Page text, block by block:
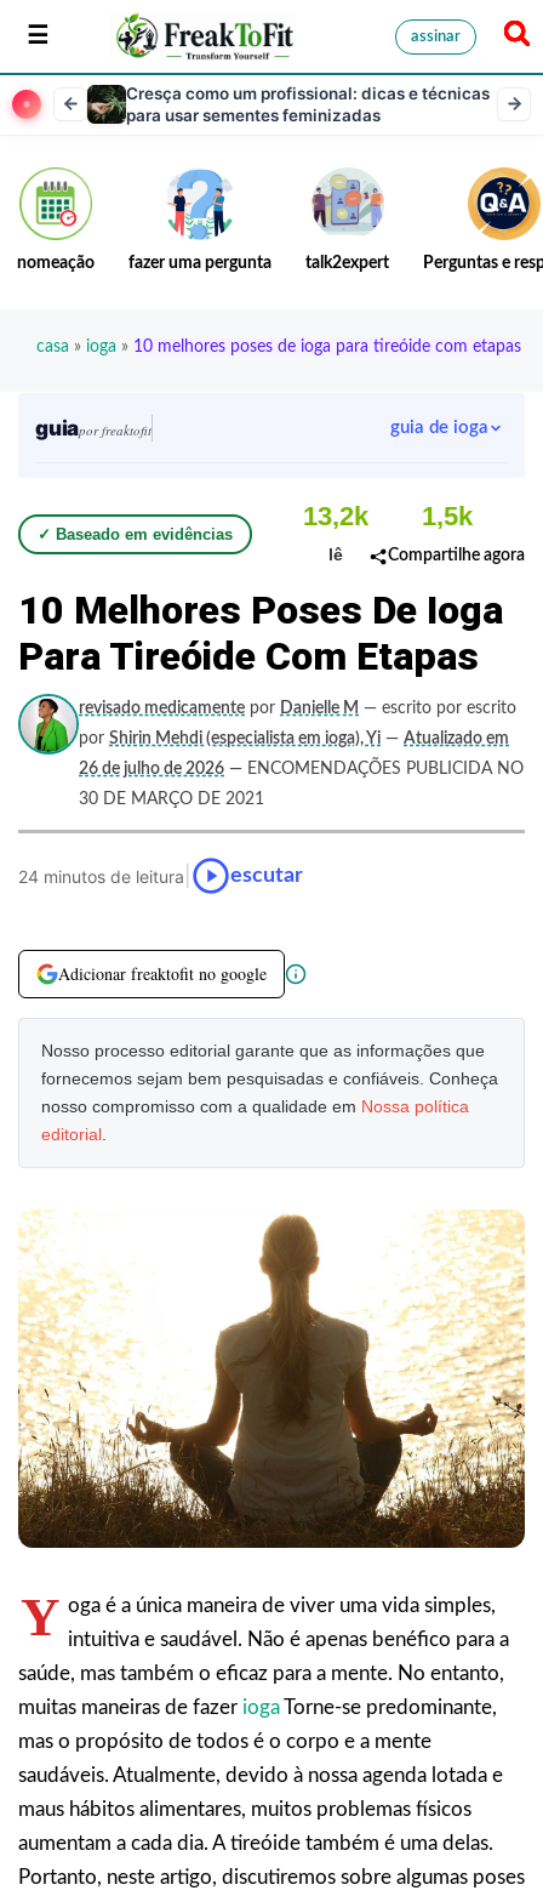
assinar
Cresça como um profissional: dicas e técnicas
para usar sementes feminizadas
nomeação fazer uma pergunta talk2expert Perguntas e
casa » ioga » 10 melhores poses de ioga para tireóide com etapas
guiapor freaktofit guia de ioga
✓ Baseado em evidências
13,2k
lê
1,5k
Compartilhe agora
10 Melhores Poses De Ioga
Para Tireóide Com Etapas
revisado medicamente por Danielle M — escrito por escrito
por Shirin Mehdi (especialista em ioga), Yi — Atualizado em
26 de julho de 2026 — ENCOMENDAÇÕES PUBLICIDA NO
30 DE MARÇO DE 2021
24 minutos de leitura escutar
Adicionar freaktofit no google
Nosso processo editorial garante que as informações que
fornecemos sejam bem pesquisadas e confiáveis. Conheça
nosso compromisso com a qualidade em Nossa política
editorial
Y oga é a única maneira de viver uma vida simples,
intuitiva e saudável. Não é apenas benéfico para a
saúde, mas também o eficaz para a mente. No entanto,
muitas maneiras de fazer iogaTorne-se predominante,
mas o propósito de todos é o corpo e a mente
saudáveis. Atualmente, devido à nossa agenda lotada e
maus hábitos alimentares, muitos problemas físicos
aumentam a cada dia. A tireóide também é uma delas.
Portanto, neste artigo, discutiremos sobre algumas poses